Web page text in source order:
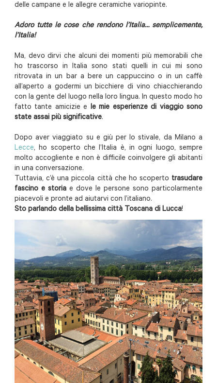
delle campane e le allegre ceramiche variopinte.
Adoro tutte le cose che rendono l’Italia… semplicemente,
l’Italia!
Ma, devo dirvi che alcuni dei momenti più memorabili che
ho trascorso in Italia sono stati quelli in cui mi sono
ritrovata in un bar a bere un cappuccino o in un caffè
all’aperto a godermi un bicchiere di vino chiacchierando
con la gente del luogo nella loro lingua. In questo modo ho
fatto tante amicizie e le mie esperienze di viaggio sono
state assai più significative.
Dopo aver viaggiato su e giù per lo stivale, da Milano a
Lecce, ho scoperto che l’Italia è, in ogni luogo, sempre
molto accogliente e non è difficile coinvolgere gli abitanti
in una conversazione.
Tuttavia, c’è una piccola città che ho scoperto trasudare
fascino e storia e dove le persone sono particolarmente
piacevoli e pronte ad aiutarvi con l’italiano.
Sto parlando della bellissima città Toscana di Lucca!